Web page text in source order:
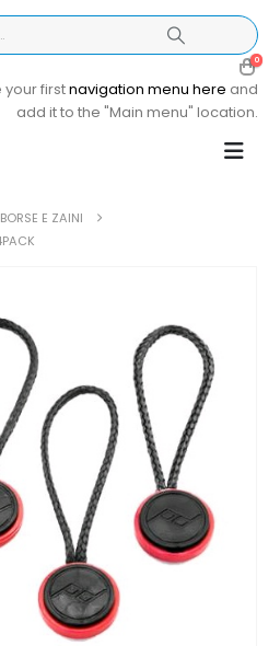
0
your firstnavigation menu here and
add it to the "Main menu" location.
BORSE E ZAINI